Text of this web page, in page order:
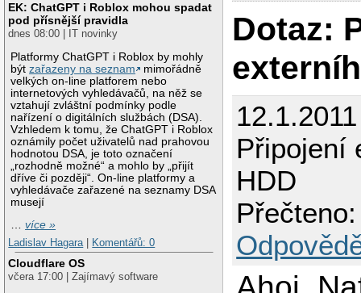
EK: ChatGPT i Roblox mohou spadat
pod přísnější pravidla
dnes 08:00 | IT novinky
Platformy ChatGPT i Roblox by mohly
býtzařazeny na seznam
mimořádně
velkých on-line platforem nebo
internetových vyhledávačů, na něž se
vztahují zvláštní podmínky podle
nařízení o digitálních službách (DSA).
Vzhledem k tomu, že ChatGPT i Roblox
oznámily počet uživatelů nad prahovou
hodnotou DSA, je toto označení
„rozhodně možné“ a mohlo by „přijít
dříve či později“. On-line platformy a
vyhledávače zařazené na seznamy DSA
musejí
…více »
Ladislav Hagara
Komentářů: 0
Cloudflare OS
včera 17:00 | Zajímavý software
Dotaz:
Připojení
HDD